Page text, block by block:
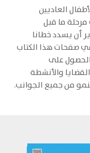
العاديين
ما قبل
أن يسدد خطانا
صفحات هذا الكتاب
على
والأنشطة
من جميع الجوانب.